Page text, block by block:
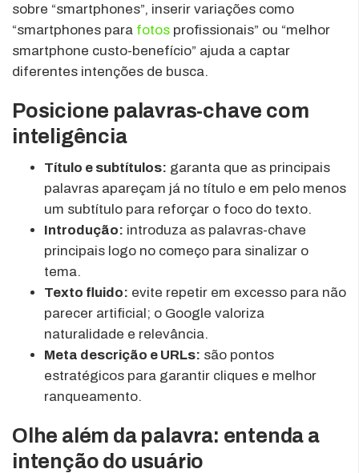
sobre “smartphones”, inserir variações como
“smartphones para fotos profissionais” ou “melhor
smartphone custo-benefício” ajuda a captar
diferentes intenções de busca.
Posicione palavras-chave com
inteligência
Título e subtítulos: garanta que as principais
palavras apareçam já no título e em pelo menos
um subtítulo para reforçar o foco do texto.
Introdução: introduza as palavras-chave
principais logo no começo para sinalizar o
tema.
Texto fluido: evite repetir em excesso para não
parecer artificial; o Google valoriza
naturalidade e relevância.
Meta descrição e URLs: são pontos
estratégicos para garantir cliques e melhor
ranqueamento.
Olhe além da palavra: entenda a
intenção do usuário